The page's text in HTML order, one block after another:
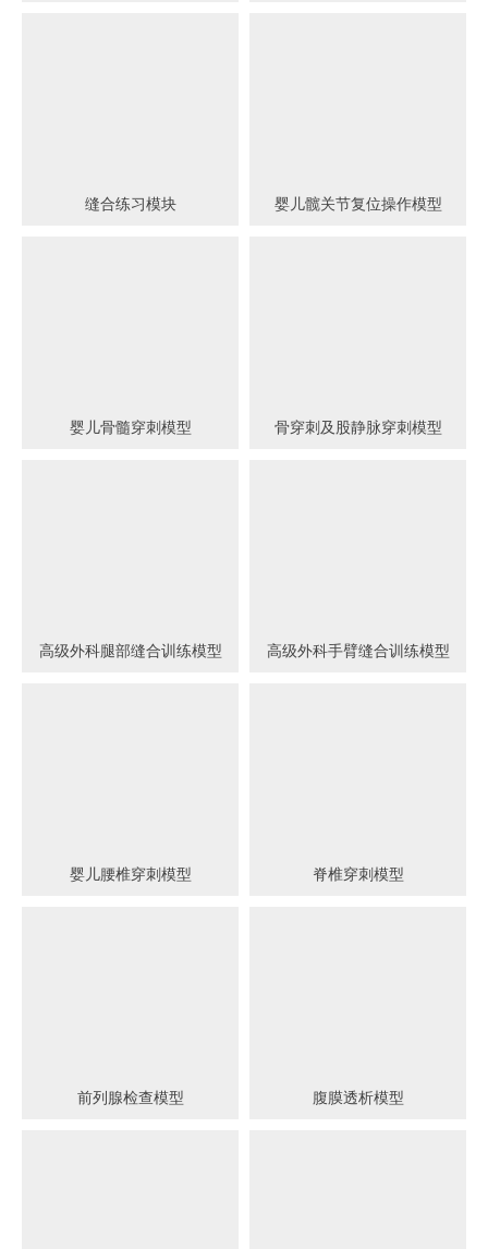
缝合练习模块 婴儿髋关节复位操作模型
婴儿骨髓穿刺模型 骨穿刺及股静脉穿刺模型
高级外科腿部缝合训练模型 高级外科手臂缝合训练模型
婴儿腰椎穿刺模型 脊椎穿刺模型
前列腺检查模型 腹膜透析模型